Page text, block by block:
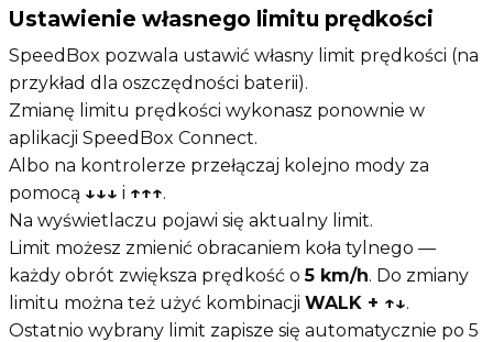
Ustawienie własnego limitu prędkości
SpeedBox pozwala ustawić własny limit prędkości (na
przykład dla oszczędności baterii).
Zmianę limitu prędkości wykonasz ponownie w
aplikacji SpeedBox Connect.
Albo na kontrolerze przełączaj kolejno mody za
pomocą ↓↓↓ i ↑↑↑.
Na wyświetlaczu pojawi się aktualny limit.
Limit możesz zmienić obracaniem koła tylnego —
każdy obrót zwiększa prędkość o5 km/h. Do zmiany
limitu można też użyć kombinacji WALK + ↑↓.
Ostatnio wybrany limit zapisze się automatycznie po 5